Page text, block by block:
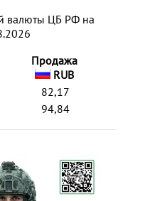
валюты ЦБ РФ на
Продажа
RUB
82,17
94,84